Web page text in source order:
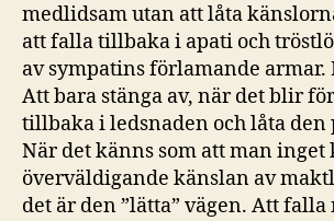
medlidsam utan att låta
att falla tillbaka i apati och
av sympatins förlamande armar.
Att bara stänga av, när det blir
tillbaka i ledsnaden och låta den
När det känns som att man inget
överväldigande känslan av
det är den ”lätta” vägen. Att falla